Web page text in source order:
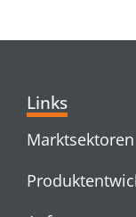
Links
Marktsektoren